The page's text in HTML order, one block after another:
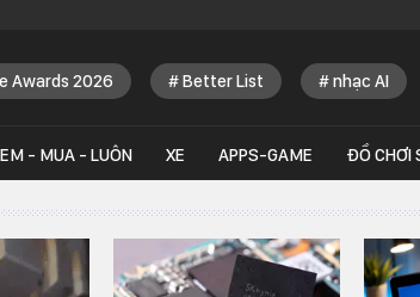
Awards 2026 Better List nhạc AI
- MUA - LUÔN XE APPS-GAME ĐỒ CHƠI